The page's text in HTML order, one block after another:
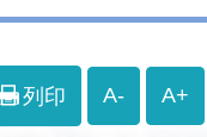
列印 A- A+